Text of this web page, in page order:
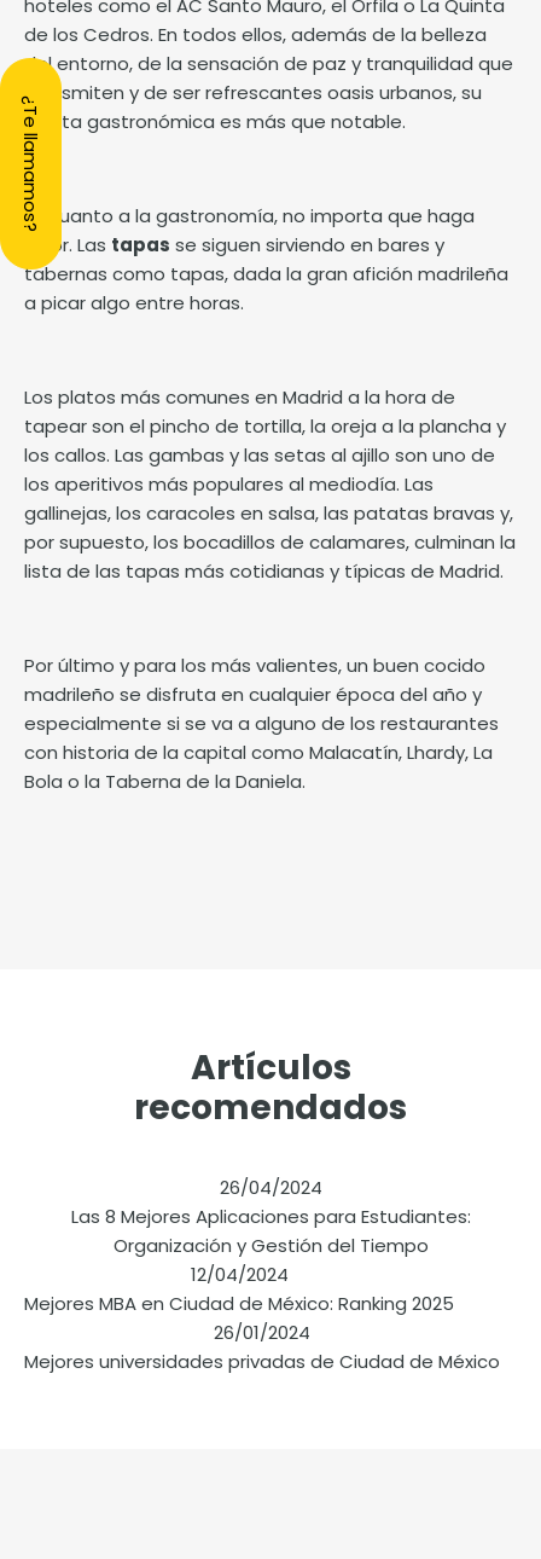
de los Cedros. En todos ellos, además de la belleza
del entorno, de la sensación de paz y tranquilidad que
transmiten y de ser refrescantes oasis urbanos, su
oferta gastronómica es más que notable.
En cuanto a la gastronomía, no importa que haga
calor. Las tapas se siguen sirviendo en bares y
tabernas como tapas, dada la gran afición madrileña
a picar algo entre horas.
Los platos más comunes en Madrid a la hora de
tapear son el pincho de tortilla, la oreja a la plancha y
los callos. Las gambas y las setas al ajillo son uno de
los aperitivos más populares al mediodía. Las
gallinejas, los caracoles en salsa, las patatas bravas y,
por supuesto, los bocadillos de calamares, culminan la
lista de las tapas más cotidianas y típicas de Madrid.
Por último y para los más valientes, un buen cocido
madrileño se disfruta en cualquier época del año y
especialmente si se va a alguno de los restaurantes
con historia de la capital como Malacatín, Lhardy, La
Bola o la Taberna de la Daniela.
Artículos
recomendados
26/04/2024
Las 8 Mejores Aplicaciones para Estudiantes:
Organización y Gestión del Tiempo
12/04/2024
Mejores MBA en Ciudad de México: Ranking 2025
26/01/2024
Mejores universidades privadas de Ciudad de México
¿Te llamamos?